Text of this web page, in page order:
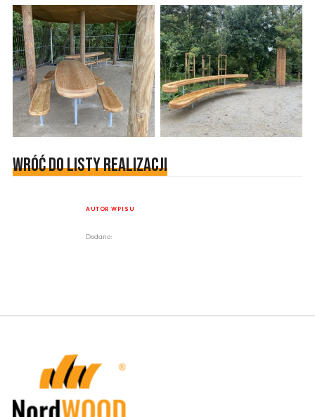
Wróć do listy realizacji
AUTOR WPISU
Dodano: